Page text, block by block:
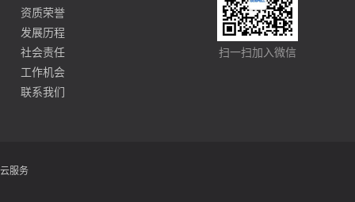
资质荣誉
发展历程
社会责任
工作机会
联系我们
扫一扫加入微信
服务